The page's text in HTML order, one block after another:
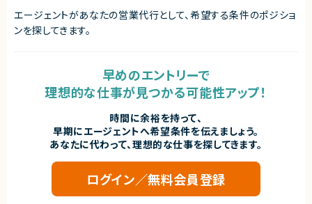
エージェントがあなたの営業代行として、希望する条件のポジショ
ンを探してきます。
早めのエントリーで
理想的な仕事が見つかる可能性アップ！
時間に余裕を持って、
早期にエージェントへ希望条件を伝えましょう。
あなたに代わって、理想的な仕事を探してきます。
ログイン／無料会員登録